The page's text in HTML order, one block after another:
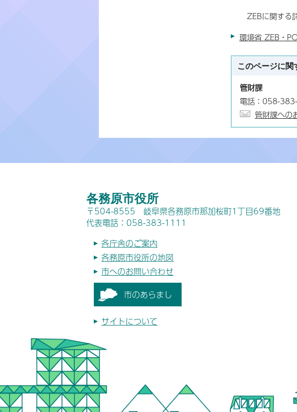
ZEBに関する
環境省 ZEB・
このページに関
管財課
電話：058-
管財課への
各務原市役所
〒504-8555 岐阜県各務原市那加桜町1丁目69番地
代表電話：058-383-1111
各庁舎のご案内
各務原市役所の地図
市へのお問い合わせ
市のあらまし
サイトについて